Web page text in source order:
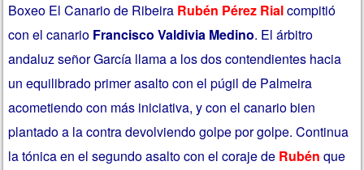
Boxeo El Canario de Ribeira Rubén Pérez Rialcompitió
con el canario Francisco Valdivia Medino. El árbitro
andaluz señor García llama a los dos contendientes hacia
un equilibrado primer asalto con el púgil de Palmeira
acometiendo con más iniciativa, y con el canario bien
plantado a la contra devolviendo golpe por golpe. Continua
la tónica en el segundo asalto con el coraje de Rubén que